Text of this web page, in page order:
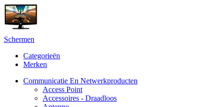
Schermen
Categorieën
Merken
Communicatie En Netwerkproducten
Access Point
Accessoires - Draadloos